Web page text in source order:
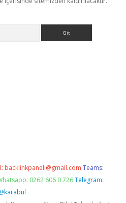
backlinkpaneli@gmail.com Teams:
0262 606 0 726 Telegram: